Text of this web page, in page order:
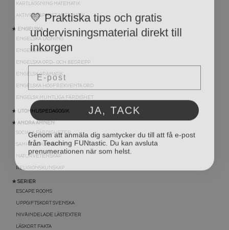
KARTLÄGGNING MATEMATIK
AKTIVITETSPAKET MATEMATIK
★ ENGELSKA
ENGELSKA LÄSNING
ENGELSK SKRIVNING
ENGELSKA ORD- OCH BEGREPP
ENGELSK GRAMATIK
ENGELSKA HÖGFREKVENTA ORD
ENGELSK MUNTLIGA FÄRDIGHET
★ UTOMHUSPEDAGOGIK
★ ANDRA ÄMNEN
SOCIALA FÄRDIGHETER
SAMHÄLLSKUNSKAP
NATURVETENSKAP
RELIGIONSKUNSKAP
★ SERIER
ESCAPE ROOMS
UPPGIFTSKORT SVENSKA
NIVÅINDELADE LÄSTEXTER
LÄSKORT FAKTA
💛 Praktiska tips och gratis
undervisningsmaterial direkt till
inkorgen
Email
JA, TACK
Genom att anmäla dig samtycker du till att få e-post
från Teaching FUNtastic. Du kan avsluta
prenumerationen när som helst.